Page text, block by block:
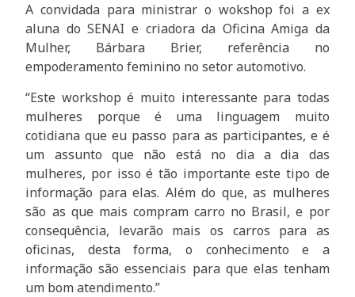
A convidada para ministrar o wokshop foi a ex
aluna do SENAI e criadora da Oficina Amiga da
Mulher, Bárbara Brier, referência no
empoderamento feminino no setor automotivo.
“Este workshop é muito interessante para todas
mulheres porque é uma linguagem muito
cotidiana que eu passo para as participantes, e é
um assunto que não está no dia a dia das
mulheres, por isso é tão importante este tipo de
informação para elas. Além do que, as mulheres
são as que mais compram carro no Brasil, e por
consequência, levarão mais os carros para as
oficinas, desta forma, o conhecimento e a
informação são essenciais para que elas tenham
um bom atendimento.”